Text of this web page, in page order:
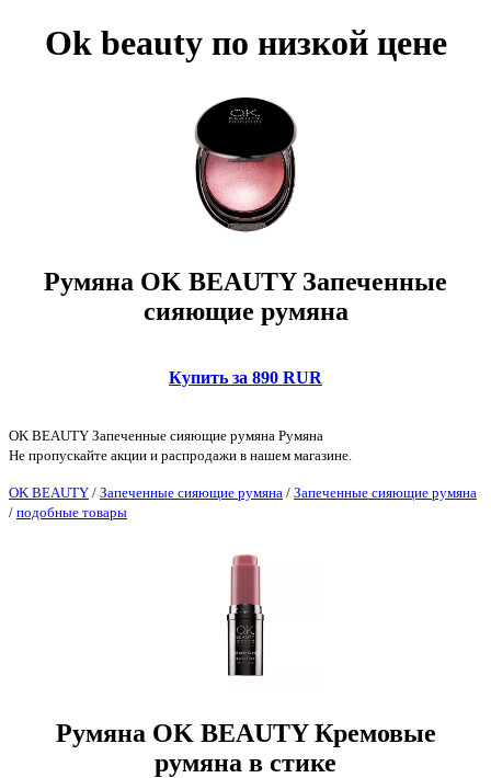
Ok beauty по низкой цене
Румяна OK BEAUTY Запеченные
сияющие румяна
Купить за 890 RUR
OK BEAUTY Запеченные сияющие румяна Румяна
Не пропускайте акции и распродажи в нашем магазине.
OK BEAUTY / Запеченные сияющие румяна / Запеченные сияющие румяна
/ подобные товары
Румяна OK BEAUTY Кремовые
румяна в стике